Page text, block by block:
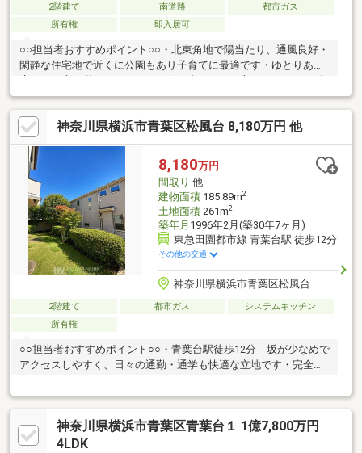
2階建て 南道路
都市ガス
所有権
即入居可
○○担当者おすすめポイント○○・北東角地で陽当たり、通風良好・
閑静な住宅地で近くに公園もあり子育てに最適です・ゆとりある
路との高低差が少なく、敷地へのアプローチがしやすい整った立
地・青葉台駅・藤が丘駅の2駅へバス便アクセス可能な便利なロケ
ーション・室内は丁寧に使用されており、きれいな状態が保たれ
ています。〇周辺環境・みたけ台小学校 約500ｍ（徒歩7分）・
みたけ台中学校 約220ｍ（徒歩3分）・東急ストアたちばな台
店 約1000ｍ（徒歩13分）・みたけ台公園 約400ｍ（徒歩5分）
神奈川県横浜市青葉区松風台 8,180万円 他
8,180万円
間取り 他
建物面積185.89m2
土地面積261m2
築年月 1996年2月(築30年7ヶ月)
東急田園都市線 青葉台駅 徒歩12分
その他の交通
神奈川県横浜市青葉区松風台
2階建て 都市ガス
システムキッチン
所有権
○○担当者おすすめポイント○○・青葉台駅徒歩12分 坂が少なめで
アクセスしやすく、日々の通勤・通学も快適な立地です・完全分
を確保しつつ、 賃貸併用住宅としての活用もご検討いただけま
す。・建物面積は約180㎡とゆとりある広さで、ご家族皆さまが
快適にお過ごしいただけます・敷地面積はゆとりある261㎡を確
保しており、広々とした敷地ならではの開放感が魅力・ロフトを2
神奈川県横浜市青葉区青葉台１ 1億7,800万円
4LDK